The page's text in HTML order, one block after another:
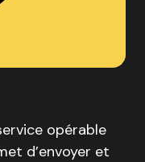
opérable
d’envoyer et